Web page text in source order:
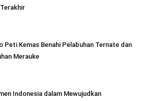
Peti Kemas Benahi Pelabuhan Ternate dan
Merauke
Indonesia dalam Mewujudkan